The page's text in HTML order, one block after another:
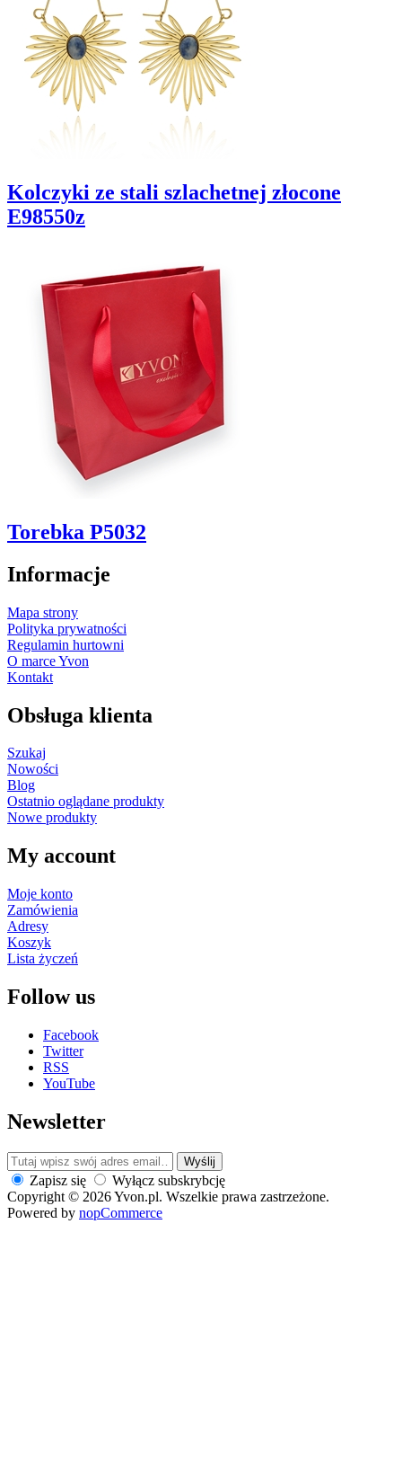
Kolczyki ze stali szlachetnej złocone
E98550z
Torebka P5032
Informacje
Mapa strony
Polityka prywatności
Regulamin hurtowni
O marce Yvon
Kontakt
Obsługa klienta
Szukaj
Nowości
Blog
Ostatnio oglądane produkty
Nowe produkty
My account
Moje konto
Zamówienia
Adresy
Koszyk
Lista życzeń
Follow us
Facebook
Twitter
RSS
YouTube
Newsletter
Wyślij
Zapisz się
Wyłącz subskrybcję
Copyright © 2026 Yvon.pl. Wszelkie prawa zastrzeżone.
Powered by nopCommerce